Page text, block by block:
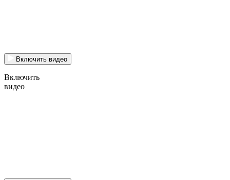
Включить видео
Включить
видео